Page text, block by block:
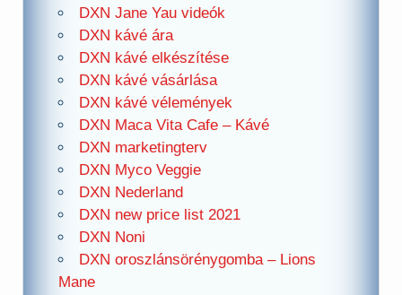
DXN Jane Yau videók
DXN kávé ára
DXN kávé elkészítése
DXN kávé vásárlása
DXN kávé vélemények
DXN Maca Vita Cafe – Kávé
DXN marketingterv
DXN Myco Veggie
DXN Nederland
DXN new price list 2021
DXN Noni
DXN oroszlánsörénygomba – Lions
Mane